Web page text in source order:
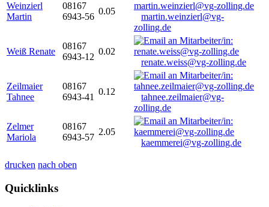
Weinzierl
Martin
08167
6943-56
0.05
martin.weinzierl@vg-
zolling.de
Weiß Renate
08167
6943-12
0.02
renate.weiss@vg-zolling.de
Zeilmaier
Tahnee
08167
6943-41
0.12
tahnee.zeilmaier@vg-
zolling.de
Zelmer
Mariola
08167
6943-57
2.05
kaemmerei@vg-zolling.de
drucken nach oben
Quicklinks